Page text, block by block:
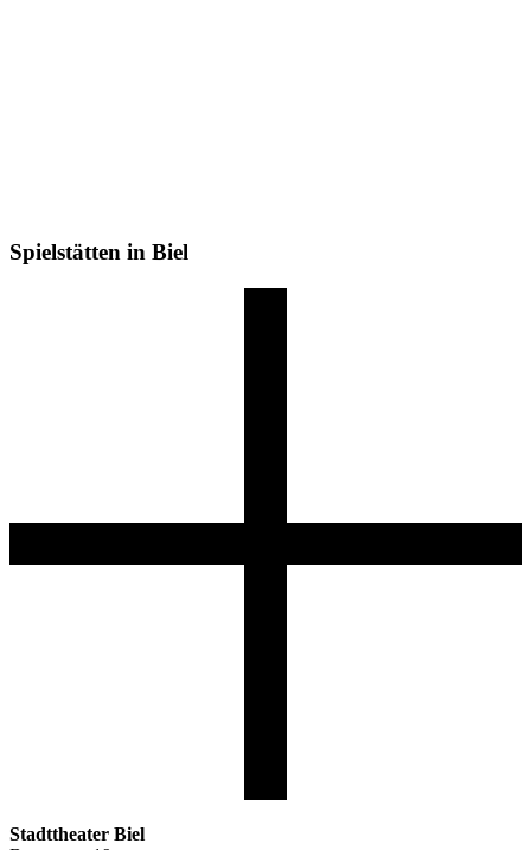
Spielstätten in Biel
Stadttheater Biel